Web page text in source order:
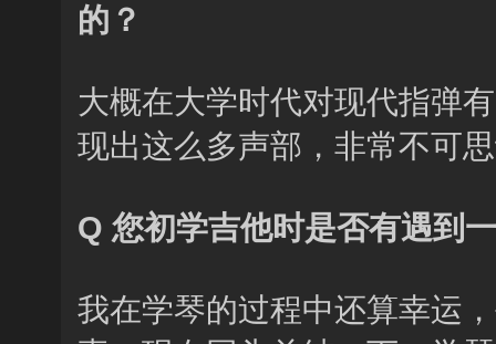
的？
大概在大学时代对现代指弹
现出这么多声部，非常不可
Q 您初学吉他时是否有遇到
我在学琴的过程中还算幸运